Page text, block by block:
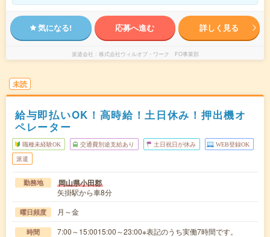
気になる! 応募へ進む 詳しく見る
派遣会社 株式会社ウィルオブ・ワーク FO事業部
未読
給与即払いOK！高時給！土日休み！押出機オ
ペレーター
職種未経験OK 交通費別途支給あり 土日祝日が休み WEB登録OK
派遣
勤務地 岡山県小田郡
矢掛駅から車8分
曜日頻度 月～金
時間 7:00～15:0015:00～23:00※表記のうち実働7時間です。